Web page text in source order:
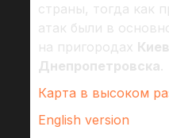
страны, тогда как
атак были в
на пригородах
Днепропетровска.
Карта в высоком
English version